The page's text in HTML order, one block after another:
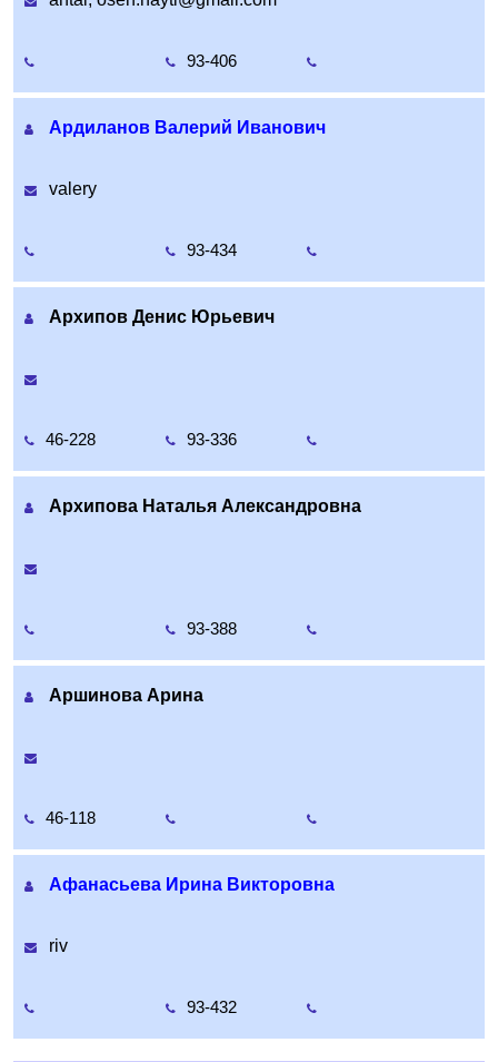
93-406
Ардиланов Валерий Иванович
valery
93-434
Архипов Денис Юрьевич
46-228 93-336
Архипова Наталья Александровна
93-388
Аршинова Арина
46-118
Афанасьева Ирина Викторовна
riv
93-432